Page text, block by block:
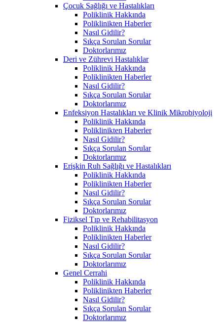
Çocuk Sağlığı ve Hastalıkları
Poliklinik Hakkında
Poliklinikten Haberler
Nasıl Gidilir?
Sıkça Sorulan Sorular
Doktorlarımız
Deri ve Zührevi Hastalıklar
Poliklinik Hakkında
Poliklinikten Haberler
Nasıl Gidilir?
Sıkça Sorulan Sorular
Doktorlarımız
Enfeksiyon Hastalıkları ve Klinik Mikrobiyoloji
Poliklinik Hakkında
Poliklinikten Haberler
Nasıl Gidilir?
Sıkça Sorulan Sorular
Doktorlarımız
Erişkin Ruh Sağlığı ve Hastalıkları
Poliklinik Hakkında
Poliklinikten Haberler
Nasıl Gidilir?
Sıkça Sorulan Sorular
Doktorlarımız
Fiziksel Tıp ve Rehabilitasyon
Poliklinik Hakkında
Poliklinikten Haberler
Nasıl Gidilir?
Sıkça Sorulan Sorular
Doktorlarımız
Genel Cerrahi
Poliklinik Hakkında
Poliklinikten Haberler
Nasıl Gidilir?
Sıkça Sorulan Sorular
Doktorlarımız